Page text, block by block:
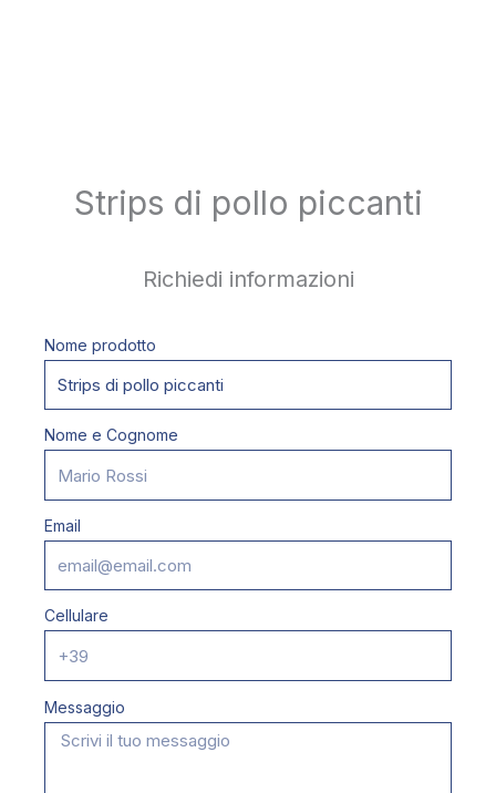
Strips di pollo piccanti
Richiedi informazioni
Nome prodotto
Nome e Cognome
Email
Cellulare
Messaggio